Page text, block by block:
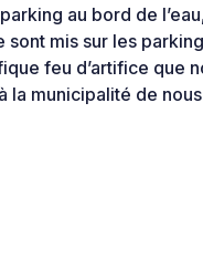
au bord de
sont mis sur les
feu d’artifice que
la municipalité de